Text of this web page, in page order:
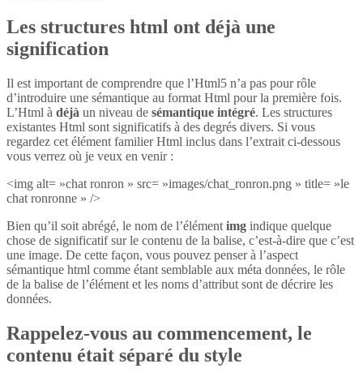
Les structures html ont déjà une
signification
Il est important de comprendre que l’Html5 n’a pas pour rôle
d’introduire une sémantique au format Html pour la première fois.
L’Html à déjà un niveau de sémantique intégré. Les structures
existantes Html sont significatifs à des degrés divers. Si vous
regardez cet élément familier Html inclus dans l’extrait ci-dessous
vous verrez où je veux en venir :
<img alt= »chat ronron » src= »images/chat_ronron.png » title= »le
chat ronronne » />
Bien qu’il soit abrégé, le nom de l’élément img indique quelque
chose de significatif sur le contenu de la balise, c’est-à-dire que c’est
une image. De cette façon, vous pouvez penser à l’aspect
sémantique html comme étant semblable aux méta données, le rôle
de la balise de l’élément et les noms d’attribut sont de décrire les
données.
Rappelez-vous au commencement, le
contenu était séparé du style